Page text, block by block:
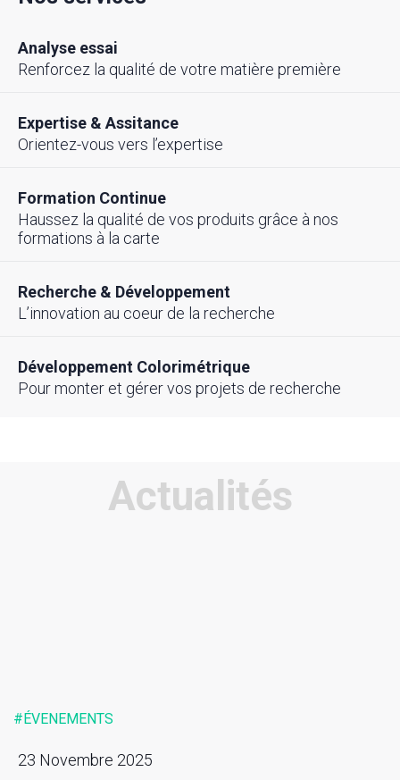
Analyse essai
Renforcez la qualité de votre matière première
Expertise & Assitance
Orientez-vous vers l’expertise
Formation Continue
Haussez la qualité de vos produits grâce à nos
formations à la carte
Recherche & Développement
L’innovation au coeur de la recherche
Développement Colorimétrique
Pour monter et gérer vos projets de recherche
Actualités
#ÉVENEMENTS
23 Novembre 2025